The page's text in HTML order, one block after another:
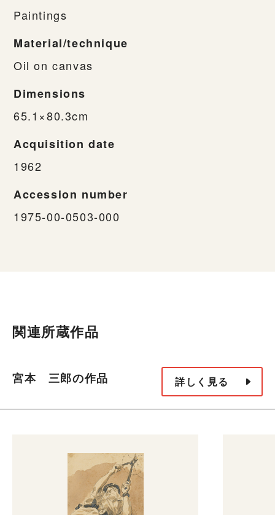
Paintings
Material/technique
Oil on canvas
Dimensions
65.1×80.3cm
Acquisition date
1962
Accession number
1975-00-0503-000
関連所蔵作品
宮本 三郎の作品 詳しく見る